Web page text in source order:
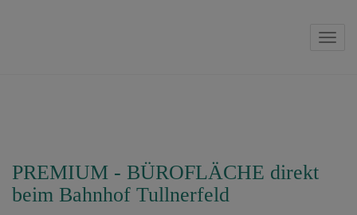
PREMIUM - BÜROFLÄCHE direkt
beim Bahnhof Tullnerfeld